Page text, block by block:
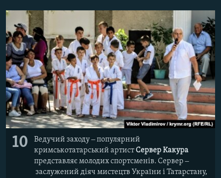
10
Ведучий заходу ‒ популярний
кримськотатарський артистСервер Какура
представляє молодих спортсменів. Сервер ‒
заслужений діяч мистецтв України і Татарстану,